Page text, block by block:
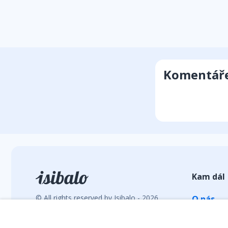
© All rights reserved by Isibalo - 2026
Kam dál
O nás